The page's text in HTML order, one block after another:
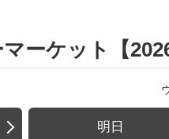
ーケット【
明日